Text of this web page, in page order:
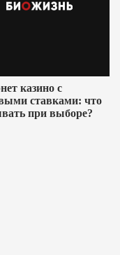
казино с
ставками: что
при выборе?